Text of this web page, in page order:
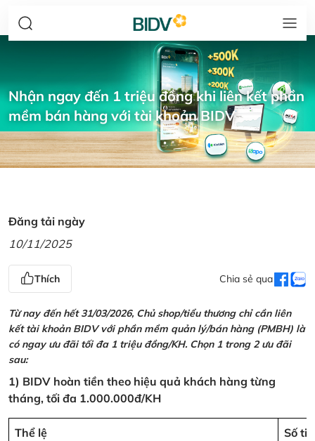
Nhận ngay đến 1 triệu đồng khi liên kết phần
mềm bán hàng với tài khoản BIDV
Đăng tải ngày
10/11/2025
Thích Chia sẻ qua
Từ nay đến hết 31/03/2026, Chủ shop/tiểu thương chỉ cần liên
kết tài khoản BIDV với phần mềm quản lý/bán hàng (PMBH) là
có ngay ưu đãi tối đa 1 triệu đồng/KH. Chọn 1 trong 2 ưu đãi
sau:
1) BIDV hoàn tiền theo hiệu quả khách hàng từng
tháng, tối đa 1.000.000đ/KH
Thể lệ Số